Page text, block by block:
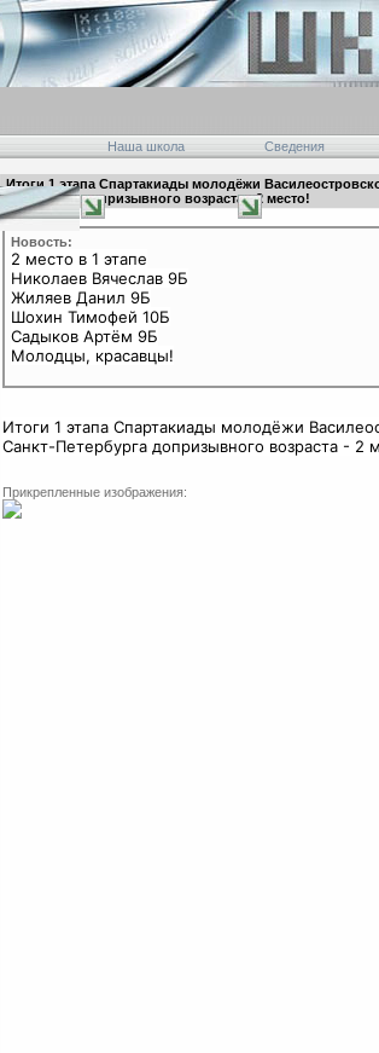
Наша школа Сведения
Итоги 1 этапа Спартакиады молодёжи
Петербурга допризывного возраста - 2 место!
Новость:
2 место в 1 этапе
Николаев Вячеслав 9Б
Жиляев Данил 9Б
Шохин Тимофей 10Б
Садыков Артём 9Б
Молодцы, красавцы!
Итоги 1 этапа Спартакиады молодёжи
Санкт-Петербурга допризывного возраста - 2
Прикрепленные изображения: